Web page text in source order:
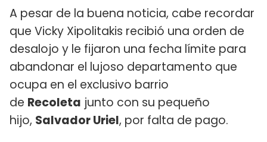
A pesar de la buena noticia, cabe recordar
que Vicky Xipolitakis recibió una orden de
desalojo y le fijaron una fecha límite para
abandonar el lujoso departamento que
ocupa en el exclusivo barrio
de Recoleta junto con su pequeño
hijo, Salvador Uriel, por falta de pago.